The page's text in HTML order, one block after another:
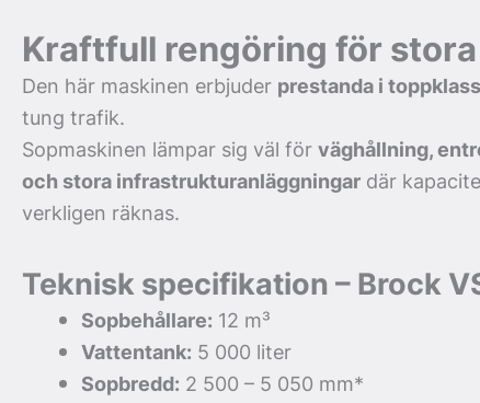
Kraftfull rengöring för
Den här maskinen erbjuder prestanda i toppklass
tung trafik.
Sopmaskinen lämpar sig väl förväghållning,
och stora infrastrukturanläggningar där
verkligen räknas.
Teknisk specifikation – Brock
Sopbehållare: 12 m³
Vattentank: 5 000 liter
Sopbredd: 2 500 – 5 050 mm*